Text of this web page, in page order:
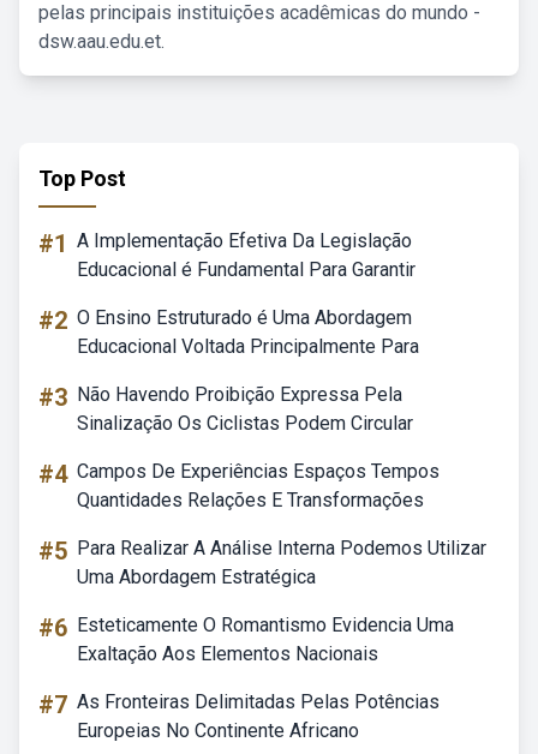
pelas principais instituições acadêmicas do mundo -
dsw.aau.edu.et.
Top Post
#1 A Implementação Efetiva Da Legislação
Educacional é Fundamental Para Garantir
#2 O Ensino Estruturado é Uma Abordagem
Educacional Voltada Principalmente Para
#3 Não Havendo Proibição Expressa Pela
Sinalização Os Ciclistas Podem Circular
#4 Campos De Experiências Espaços Tempos
Quantidades Relações E Transformações
#5 Para Realizar A Análise Interna Podemos Utilizar
Uma Abordagem Estratégica
#6 Esteticamente O Romantismo Evidencia Uma
Exaltação Aos Elementos Nacionais
#7 As Fronteiras Delimitadas Pelas Potências
Europeias No Continente Africano